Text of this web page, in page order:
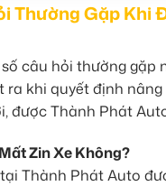
Thường Gặp Khi
câu hỏi thường gặp
ra khi quyết định
được Thành Phát
Zin Xe Không?
Thành Phát Auto